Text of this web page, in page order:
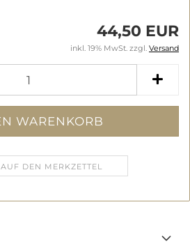
44,50 EUR
inkl. 19% MwSt. zzgl. Versand
AUF DEN MERKZETTEL